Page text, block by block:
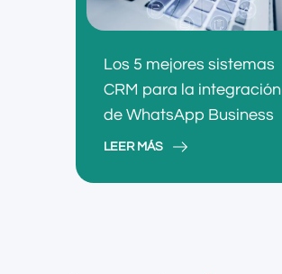
Los 5 mejores sistemas
CRM para la integración
de WhatsApp Business
LEER MÁS